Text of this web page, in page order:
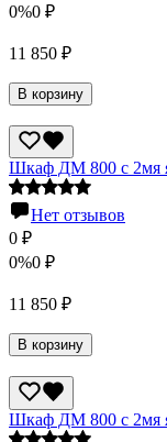
0%0 ₽
11 850 ₽
В корзину
Шкаф ДМ 800 с 2мя
Нет отзывов
0 ₽
0%0 ₽
11 850 ₽
В корзину
Шкаф ДМ 800 с 2мя